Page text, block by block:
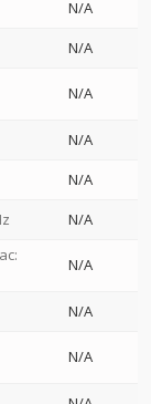
N/A
N/A
N/A
N/A
N/A
N/A
N/A
N/A
N/A